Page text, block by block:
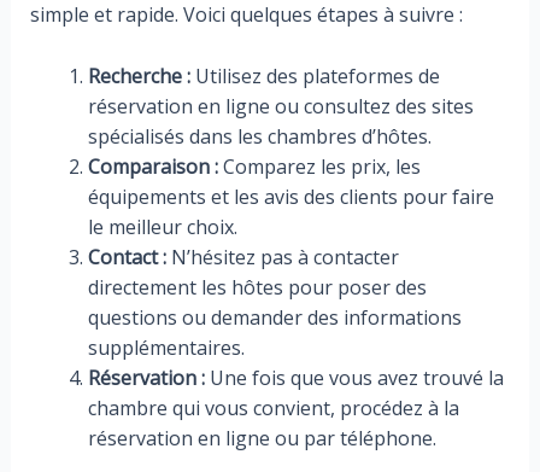
simple et rapide. Voici quelques étapes à suivre :
Recherche :Utilisez des plateformes de
réservation en ligne ou consultez des sites
spécialisés dans les chambres d’hôtes.
Comparaison :Comparez les prix, les
équipements et les avis des clients pour faire
le meilleur choix.
Contact :N’hésitez pas à contacter
directement les hôtes pour poser des
questions ou demander des informations
supplémentaires.
Réservation :Une fois que vous avez trouvé la
chambre qui vous convient, procédez à la
réservation en ligne ou par téléphone.